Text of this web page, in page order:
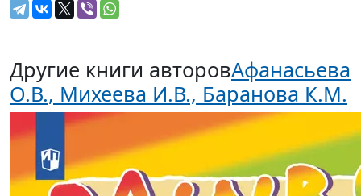
Другие книги авторовАфанасьева
О.В., Михеева И.В., Баранова К.М.